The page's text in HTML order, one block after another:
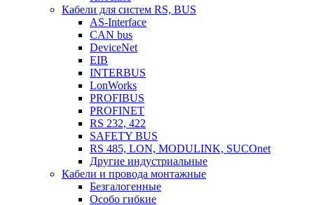
Кабели для систем RS, BUS
AS-Interface
CAN bus
DeviceNet
EIB
INTERBUS
LonWorks
PROFIBUS
PROFINET
RS 232, 422
SAFETY BUS
RS 485, LON, MODULINK, SUCOnet
Другие индустриальные
Кабели и провода монтажные
Безгалогенные
Особо гибкие